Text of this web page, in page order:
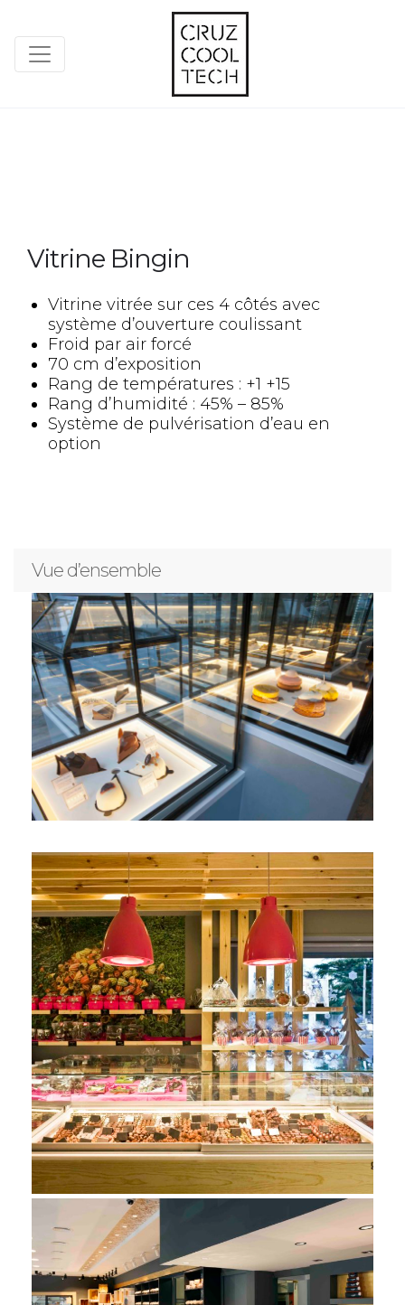
Vitrine Bingin
Vitrine vitrée sur ces 4 côtés avec
système d’ouverture coulissant
Froid par air forcé
70 cm d’exposition
Rang de températures : +1 +15
Rang d’humidité : 45% – 85%
Système de pulvérisation d’eau en
option
Vue d’ensemble